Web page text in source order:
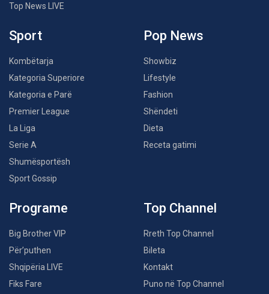
Top News LIVE
Sport
Kombëtarja
Kategoria Superiore
Kategoria e Parë
Premier League
La Liga
Serie A
Shumësportësh
Sport Gossip
Pop News
Showbiz
Lifestyle
Fashion
Shëndeti
Dieta
Receta gatimi
Programe
Big Brother VIP
Për’puthen
Shqipëria LIVE
Fiks Fare
Top Channel
Rreth Top Channel
Bileta
Kontakt
Puno në Top Channel